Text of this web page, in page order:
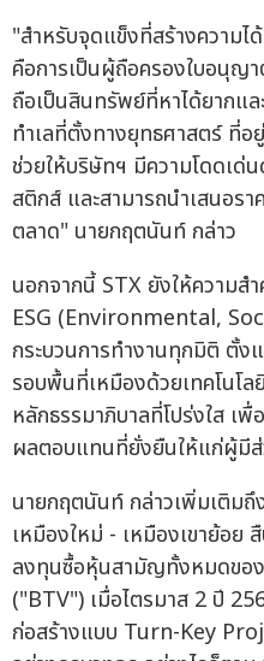
"สำหรับจุดแข็งที่สร้างความไ
คือการเป็นผู้ถือครองใบอนุญ
ถือเป็นสินทรัพย์ที่หาได้ยากแ
ทำเลที่ตั้งทางยุทธศาสตร์ ที่อ
ช่วยให้บริษัทฯ มีความโดดเด่
สติกส์ และสามารถนำเสนอร
ตลาด" นายกฤตนันท์ กล่าว
นอกจากนี้ STX ยังให้ความ
ESG (Environmental,
กระบวนการทำงานทุกมิติ ตั้ง
รอบพื้นที่เหมืองด้วยเทคโนโล
หลักธรรมาภิบาลที่โปร่งใส เ
ผลตอบแทนที่ยั่งยืนให้แก่ผู้มีส่
นายกฤตนันท์ กล่าวเพิ่มเติมถึ
เหมืองใหม่ - เหมืองเขาย้อย
ลงทุนซื้อหุ้นสามัญทั้งหมดขอ
("BTV") เมื่อไตรมาส 2 ปี
ก่อสร้างแบบ Turn-Key